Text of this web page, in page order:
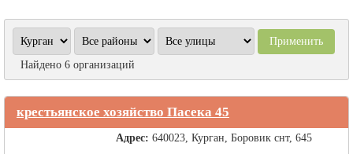
Найдено 6 организаций
крестьянское хозяйство Пасека 45
Адрес: 640023, Курган, Боровик снт, 645